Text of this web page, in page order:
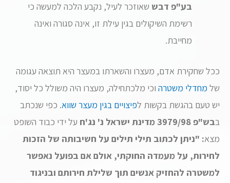
בע"פ דבש שאוזכר לעיל, נקבע הלכה למעשה כי
רשימת השיקולים בגין עילת זו, אינה סגורה ואינה
מחייבת.
ככל שחקירת אדם, מעצרו והשארתו במעצר היא תוצאה עגומה
של מחדלי משטרה וכי מלכתחילה, מעצרו היה משולל כל יסוד,
יש טעם בהגשת בקשות לפיצויים בגין מעצר שווא. כפי שנכתב
בבש"פ 3979/98 מדינת ישראל נ' נג'ח
על ידי כבוד השופט
מצא: "ניתן לכתוב תילי תילים על חשיבותה של הזכות
לחירות, על מעמדה החוקתי, אולם אם בפועל נאפשר
למשטרה להחזיק אנשים תוך שלילת חירותם ובניגוד